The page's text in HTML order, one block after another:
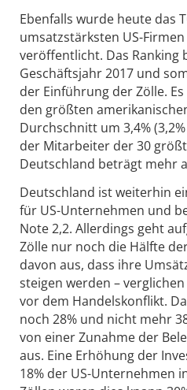
Ebenfalls wurde heute das
umsatzstärksten US-
veröffentlicht. Das Ranking
Geschäftsjahr 2017 und
der Einführung der Zölle.
den größten
Durchschnitt um 3,4%
der Mitarbeiter der 30
Deutschland beträgt mehr
Deutschland ist weiterhin
für US-Unternehmen und
Note 2,2. Allerdings geht
Zölle nur noch die Hälfte
davon aus, dass ihre
steigen werden –
vor dem Handelskonflikt.
noch 28% und nicht mehr
von einer Zunahme der
aus. Eine Erhöhung der
18% der US-Unternehmen